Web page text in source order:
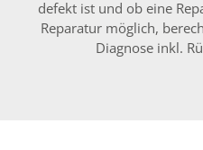
defekt ist und ob eine
Reparatur möglich,
Diagnose inkl.